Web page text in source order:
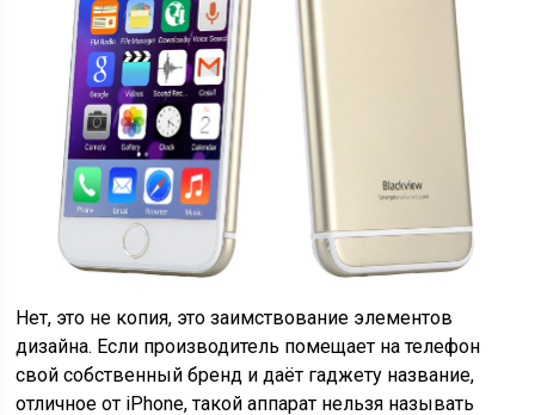
Нет, это не копия, это заимствование элементов
дизайна. Если производитель помещает на телефон
свой собственный бренд и даёт гаджету название,
отличное от iPhone, такой аппарат нельзя называть